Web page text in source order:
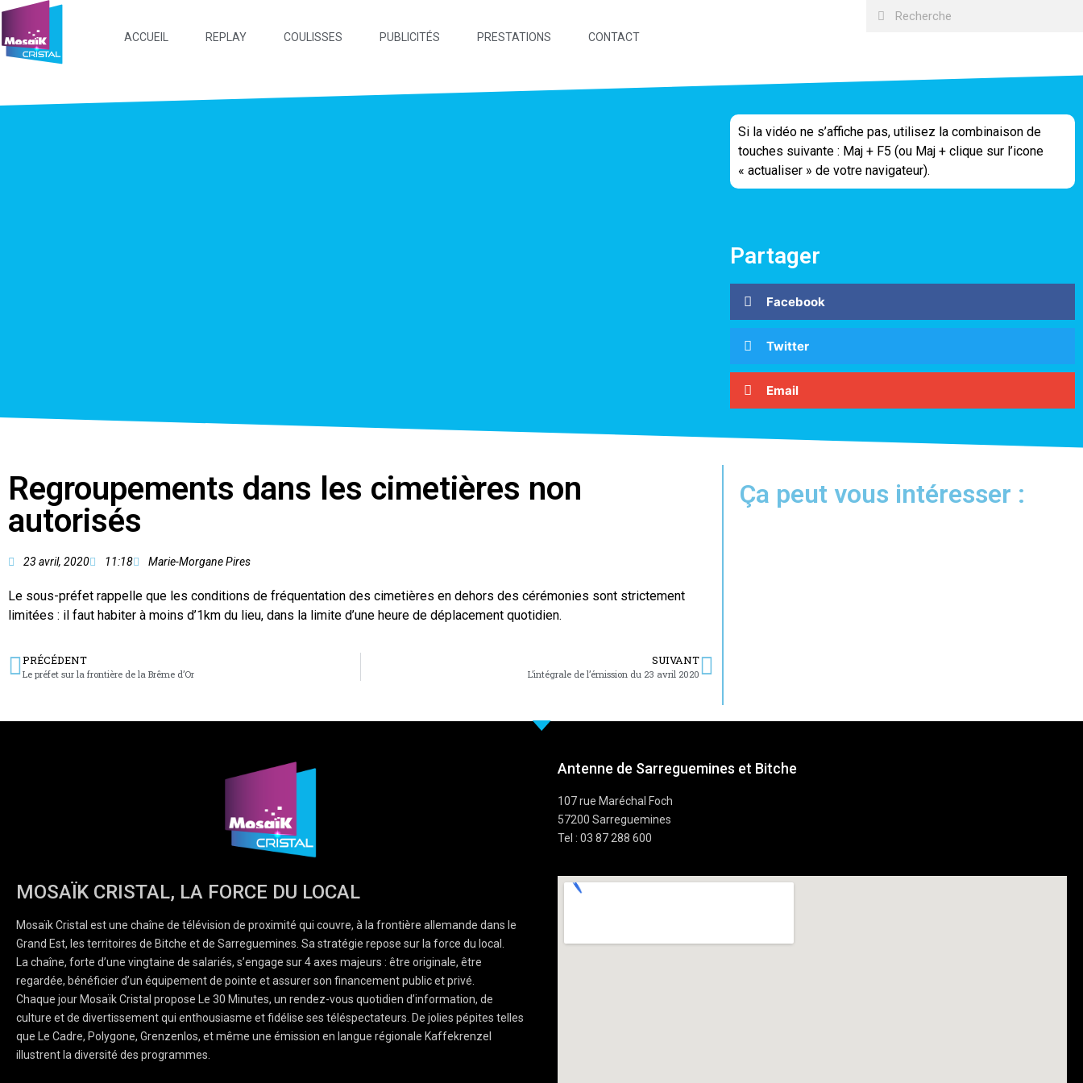
ACCUEIL REPLAY COULISSES PUBLICITÉS PRESTATIONS CONTACT
Si la vidéo ne s’affiche pas, utilisez la combinaison de
touches suivante : Maj + F5 (ou Maj + clique sur l’icone
« actualiser » de votre navigateur).
Partager
Facebook
Twitter
Email
Regroupements dans les cimetières non
autorisés
23 avril, 2020 11:18 Marie-Morgane Pires
Le sous-préfet rappelle que les conditions de fréquentation des cimetières en dehors des cérémonies sont strictement
limitées : il faut habiter à moins d’1km du lieu, dans la limite d’une heure de déplacement quotidien.
PRÉCÉDENT
Le préfet sur la frontière de la Brême d’Or
SUIVANT
L’intégrale de l’émission du 23 avril 2020
Ça peut vous intéresser :
MOSAÏK CRISTAL, LA FORCE DU LOCAL
Mosaïk Cristal est une chaîne de télévision de proximité qui couvre, à la frontière allemande dans le
Grand Est, les territoires de Bitche et de Sarreguemines. Sa stratégie repose sur la force du local.
La chaîne, forte d’une vingtaine de salariés, s’engage sur 4 axes majeurs : être originale, être
regardée, bénéficier d’un équipement de pointe et assurer son financement public et privé.
Chaque jour Mosaïk Cristal propose Le 30 Minutes, un rendez-vous quotidien d’information, de
culture et de divertissement qui enthousiasme et fidélise ses téléspectateurs. De jolies pépites telles
que Le Cadre, Polygone, Grenzenlos, et même une émission en langue régionale Kaffekrenzel
illustrent la diversité des programmes.
Antenne de Sarreguemines et Bitche
107 rue Maréchal Foch
57200 Sarreguemines
Tel : 03 87 288 600